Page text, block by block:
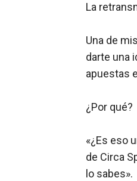
La
Una de
darte una
apuestas
¿Por qué?
«¿Es eso
de Circa
lo sabes».